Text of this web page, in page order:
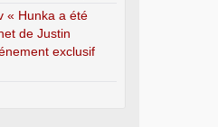
« Hunka a été
de Justin
exclusif